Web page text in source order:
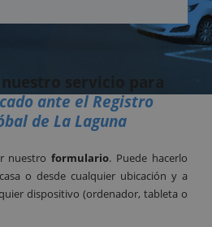
servicio para
ante el Registro
de La Laguna
nuestroformulario. Puede hacerlo
o desde cualquier ubicación y a
dispositivo (ordenador, tableta o